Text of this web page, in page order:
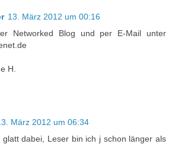
13. März 2012 um 00:16
Networked Blog und per E-Mail unter
H.
März 2012 um 06:34
glatt dabei, Leser bin ich j schon länger als